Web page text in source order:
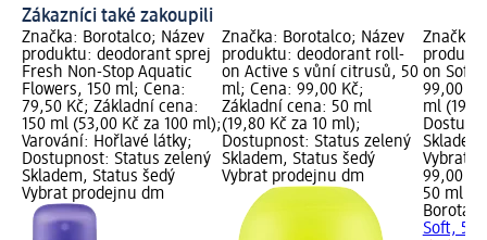
Zákazníci také zakoupili
Značka: Borotalco; Název
produktu: deodorant sprej
Fresh Non-Stop Aquatic
Flowers, 150 ml; Cena:
79,50 Kč; Základní cena:
150 ml (53,00 Kč za 100 ml);
Varování: Hořlavé látky;
Dostupnost: Status zelený
Skladem, Status šedý
Vybrat prodejnu dm
Značka: Borotalco; Název
produktu: deodorant roll-
on Active s vůní citrusů, 50
ml; Cena: 99,00 Kč;
Základní cena: 50 ml
(19,80 Kč za 10 ml);
Dostupnost: Status zelený
Skladem, Status šedý
Vybrat prodejnu dm
Značka:
on Soft,
99,00
ml
Vybrat
99,00 Kč
50 ml
Soft, 50